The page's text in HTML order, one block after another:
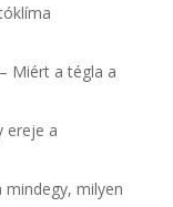
Miért a tégla a
ereje a
milyen